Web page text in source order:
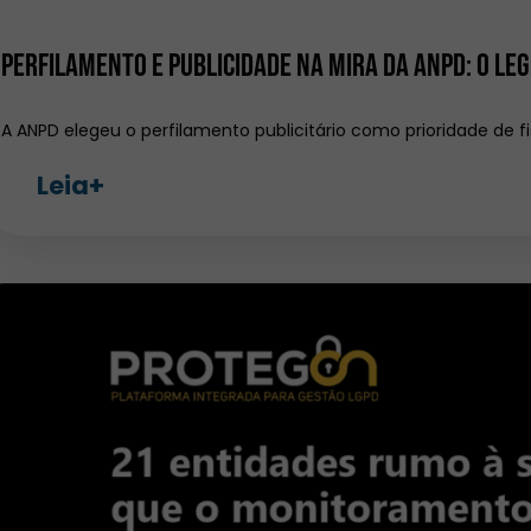
Perfilamento e publicidade na mira da ANPD: o
A ANPD elegeu o perfilamento publicitário como prioridade de
Leia+